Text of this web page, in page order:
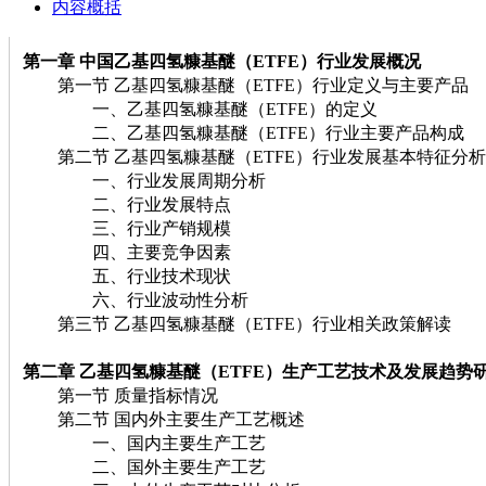
内容概括
第一章 中国乙基四氢糠基醚（ETFE） 行业发展概况
第一节 乙基四氢糠基醚（ETFE）行业定义与主要产品
一、乙基四氢糠基醚（ETFE）的定义
二、乙基四氢糠基醚（ETFE）行业主要产品构成
第二节 乙基四氢糠基醚（ETFE）行业发展基本特征分析
一、行业发展周期分析
二、行业发展特点
三、行业产销规模
四、主要竞争因素
五、行业技术现状
六、行业波动性分析
第三节 乙基四氢糠基醚（ETFE）行业相关政策解读
第二章 乙基四氢糠基醚（ETFE） 生产工艺技术及发展趋势
第一节 质量指标情况
第二节 国内外主要生产工艺概述
一、国内主要生产工艺
二、国外主要生产工艺